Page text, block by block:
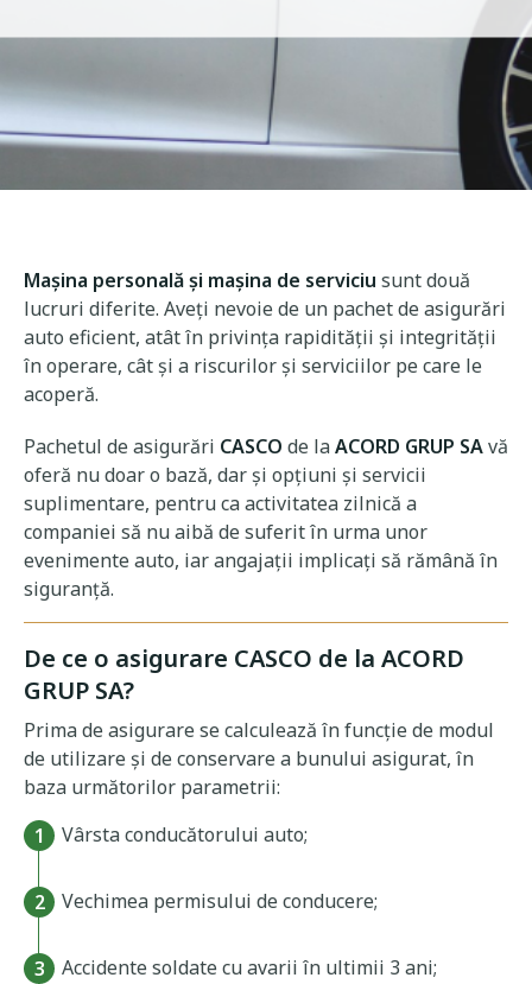
Mașina personală și mașina de serviciu sunt două
lucruri diferite. Aveți nevoie de un pachet de asigurări
auto eficient, atât în privința rapidității și integrității
în operare, cât și a riscurilor și serviciilor pe care le
acoperă.
Pachetul de asigurări CASCO de laACORD GRUP SAvă
oferă nu doar o bază, dar și opțiuni și servicii
suplimentare, pentru ca activitatea zilnică a
companiei să nu aibă de suferit în urma unor
evenimente auto, iar angajații implicați să rămână în
siguranță.
De ce o asigurare CASCO de la ACORD
GRUP SA?
Prima de asigurare se calculează în funcție de modul
de utilizare și de conservare a bunului asigurat, în
baza următorilor parametrii:
Vârsta conducătorului auto;
Vechimea permisului de conducere;
Accidente soldate cu avarii în ultimii 3 ani;